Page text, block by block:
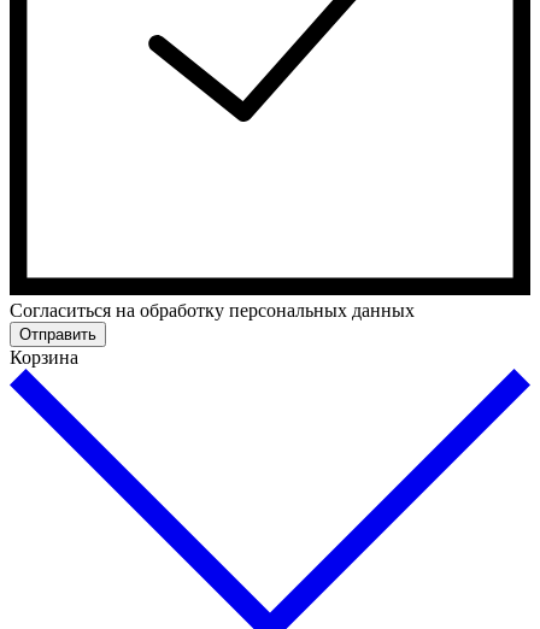
Cогласиться на обработку персональных данных
Отправить
Корзина